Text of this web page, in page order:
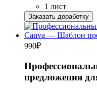
1 лист
Заказать доработку
990₽
предложения